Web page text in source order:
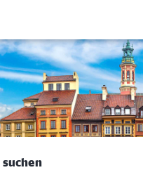
- Warszawa